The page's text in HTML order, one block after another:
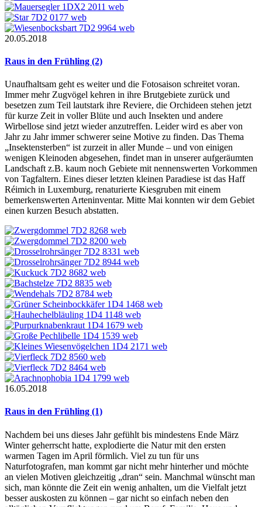
20.05.2018
Raus in den Frühling (2)
Unaufhaltsam geht es weiter und die Fotosaison schreitet voran.
Immer mehr Zugvögel kehren in ihre Brutgebiete zurück und
besetzen zum Teil lautstark ihre Reviere, die Orchideen stehen jetzt
für kurze Zeit in voller Blüte und auch Insekten und andere
Wirbellose sind jetzt wieder anzutreffen. Leider wird es aber von
Jahr zu Jahr immer schwerer seine Motive zu finden. Das Thema
„Insektensterben“ ist zurzeit in aller Munde – und von einigen
wenigen Kleinoden abgesehen, findet man in unserer aufgeräumten
Landschaft z.B. kaum noch Gebiete mit nennenswerten Vorkommen
von Tagfaltern. Eines dieser letzten kleinen Paradiese ist das Haff
Réimich in Luxemburg, renaturierte Kiesgruben mit einem
bemerkenswerten Arteninventar. Mitte Mai konnten wir dem Gebiet
einen kurzen Besuch abstatten.
16.05.2018
Raus in den Frühling (1)
Nachdem bei uns dieses Jahr gefühlt bis mindestens Ende März
Winter geherrscht hatte, explodierte die Natur mit den ersten
warmen Tagen im April förmlich. Viel zu tun für uns
Naturfotografen, man kommt gar nicht mehr hinterher und möchte
an vielen Motiven gleichzeitig „dran“ sein. Manchmal wünscht man
sich, man könnte die Zeit ein wenig anhalten, um die Vielfalt jetzt
besser auskosten zu können – gar nicht so einfach neben den